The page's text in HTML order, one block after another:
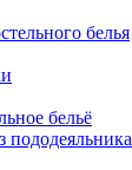
белья
бельё
пододеяльника